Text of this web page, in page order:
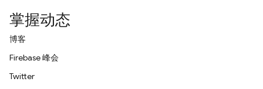
掌握动态
博客
Firebase 峰会
Twitter